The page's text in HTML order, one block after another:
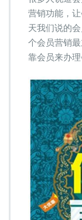
营销功能，
天我们说的
个会员营销
靠会员来办理